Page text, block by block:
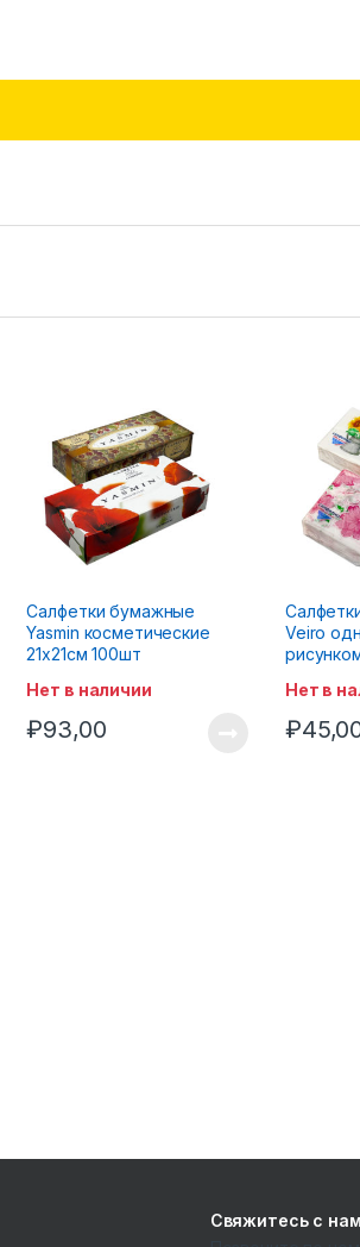
Салфетки бумажные
Yasmin косметические
21х21см 100шт
Нет в наличии
₽93,00
Veiro
Нет в
₽
Свяжитесь с